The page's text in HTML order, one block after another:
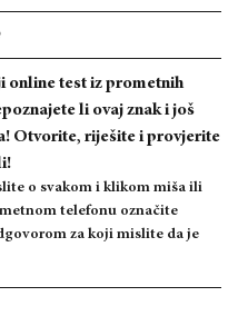
online test iz prometnih
li ovaj znak i još
Otvorite, riješite i provjerite
o svakom i klikom miša ili
telefonu označite
za koji mislite da je